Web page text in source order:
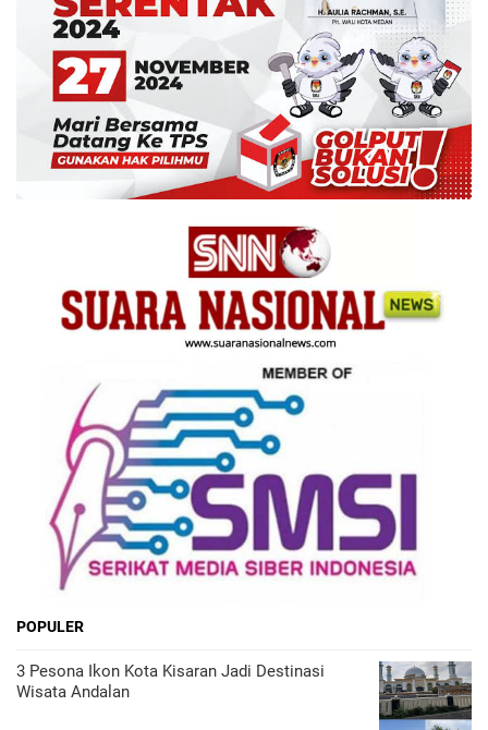
POPULER
3 Pesona Ikon Kota Kisaran Jadi Destinasi
Wisata Andalan